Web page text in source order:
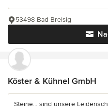
53498 Bad Breisig
Köster & Kühnel GmbH
Steine... sind unsere